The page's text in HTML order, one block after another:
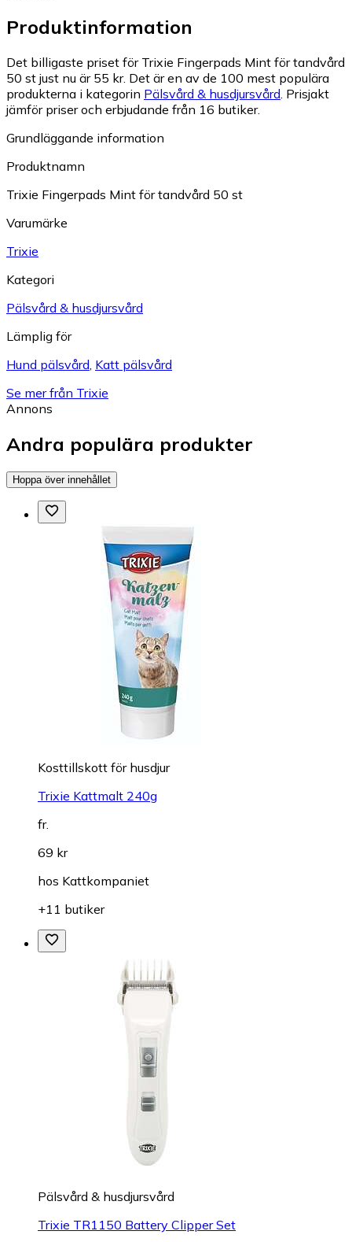
Produktinformation
Det billigaste priset för Trixie Fingerpads Mint för tandvård
50 st just nu är 55 kr. Det är en av de 100 mest populära
produkterna i kategorin Pälsvård & husdjursvård Prisjakt
jämför priser och erbjudande från 16 butiker.
Grundläggande information
Produktnamn
Trixie Fingerpads Mint för tandvård 50 st
Varumärke
Trixie
Kategori
Pälsvård & husdjursvård
Lämplig för
Hund pälsvård Katt pälsvård
Se mer från Trixie
Annons
Andra populära produkter
Hoppa över innehållet
Kosttillskott för husdjur
Trixie Kattmalt 240g
fr.
69 kr
hos Kattkompaniet
+11 butiker
Pälsvård & husdjursvård
Trixie TR1150 Battery Clipper Set